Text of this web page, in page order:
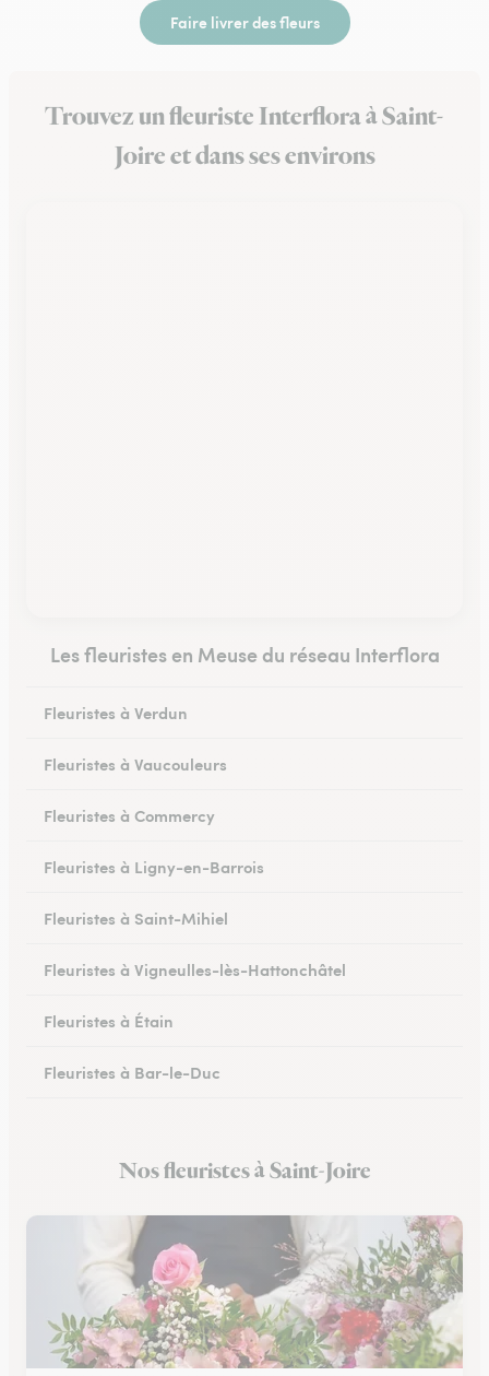
Faire livrer des fleurs
Trouvez un fleuriste Interflora à Saint-
Joire et dans ses environs
Les fleuristes en Meuse du réseau Interflora
Fleuristes à Verdun
Fleuristes à Vaucouleurs
Fleuristes à Commercy
Fleuristes à Ligny-en-Barrois
Fleuristes à Saint-Mihiel
Fleuristes à Vigneulles-lès-Hattonchâtel
Fleuristes à Étain
Fleuristes à Bar-le-Duc
Fleuristes à Clermont-en-Argonne
Nos fleuristes à Saint-Joire